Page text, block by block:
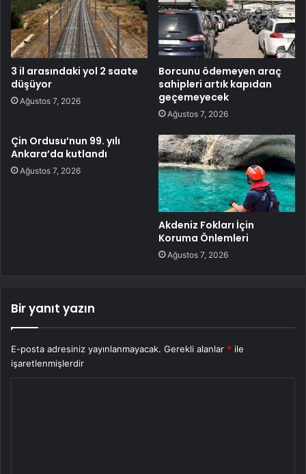
3 il arasındaki yol 2 saate
düşüyor
Ağustos 7, 2026
Borcunu ödemeyen araç
sahipleri artık kapıdan
geçemeyecek
Ağustos 7, 2026
Çin Ordusu’nun 99. yılı
Ankara’da kutlandı
Ağustos 7, 2026
Akdeniz Fokları İçin
Koruma Önlemleri
Ağustos 7, 2026
Bir yanıt yazın
E-posta adresiniz yayınlanmayacak. Gerekli alanlar * ile
işaretlenmişlerdir